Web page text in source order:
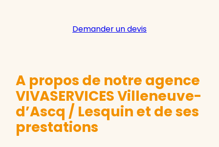
Demander un devis
A propos de notre agence
VIVASERVICES Villeneuve-
d’Ascq / Lesquin et de ses
prestations